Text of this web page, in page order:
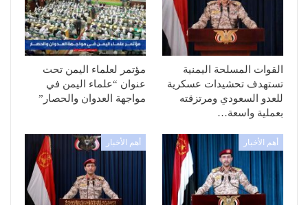
القوات المسلحة اليمنية
تستهدف تحشيدات عسكرية
للعدو السعودي ومرتزقته
بعملية واسعة…
مؤتمر لعلماء اليمن تحت
عنوان “علماء اليمن في
مواجهة العدوان والحصار”
أهم الأخبار أهم الأخبار